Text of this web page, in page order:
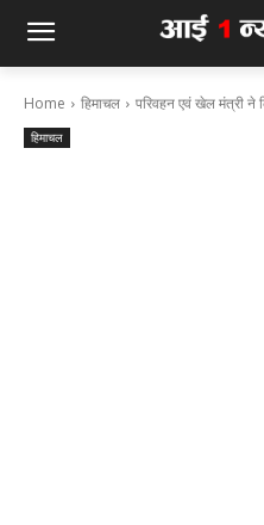
Home हिमाचल परिवहन एवं खेल मंत्री ने
हिमाचल